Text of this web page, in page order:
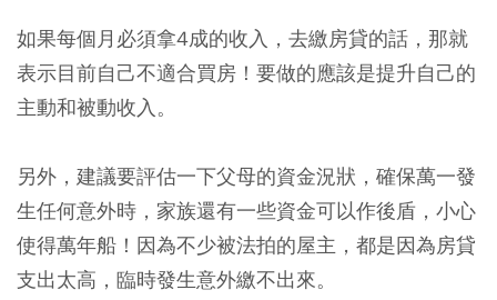
如果每個月必須拿4成的收入，去繳房貸的話，那就
表示目前自己不適合買房！要做的應該是提升自己的
主動和被動收入。
另外，建議要評估一下父母的資金況狀，確保萬一發
生任何意外時，家族還有一些資金可以作後盾，小心
使得萬年船！因為不少被法拍的屋主，都是因為房貸
支出太高，臨時發生意外繳不出來。